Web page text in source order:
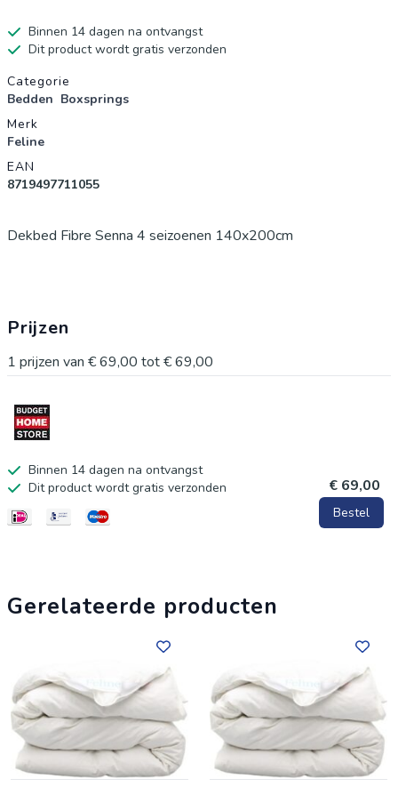
Binnen 14 dagen na ontvangst
Dit product wordt gratis verzonden
Productgegevens
Categorie
Bedden Boxsprings
Merk
Feline
EAN
8719497711055
Dekbed Fibre Senna 4 seizoenen 140x200cm
Prijzen
1 prijzen van € 69,00 tot€ 69,00
Binnen 14 dagen na ontvangst
Dit product wordt gratis verzonden
€ 69,00
Bestel
Gerelateerde producten